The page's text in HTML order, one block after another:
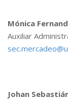
Mónica
Auxiliar
Johan